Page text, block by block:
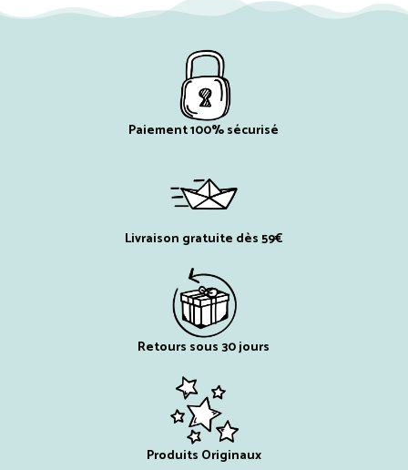
Paiement 100% sécurisé
Livraison gratuite dès 59€
Retours sous 30 jours
Produits Originaux